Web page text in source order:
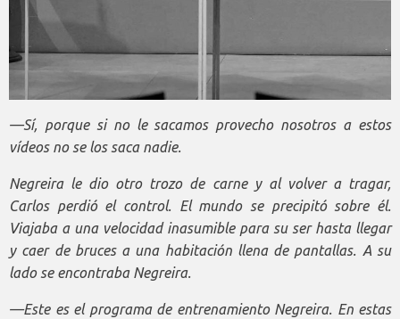
—Sí, porque si no le sacamos provecho nosotros a estos
vídeos no se los saca nadie.
Negreira le dio otro trozo de carne y al volver a tragar,
Carlos perdió el control. El mundo se precipitó sobre él.
Viajaba a una velocidad inasumible para su ser hasta llegar
y caer de bruces a una habitación llena de pantallas. A su
lado se encontraba Negreira.
—Este es el programa de entrenamiento Negreira. En estas